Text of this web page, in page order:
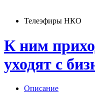
Телеэфиры НКО
К ним
уходят с
Описание